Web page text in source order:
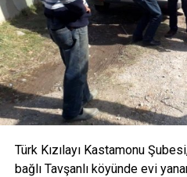
Türk Kızılayı Kastamonu
bağlı Tavşanlı köyünde evi